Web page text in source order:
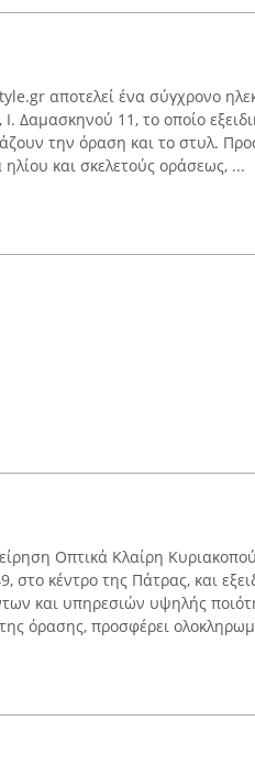
αποτελεί ένα σύγχρονο
Ι. Δαμασκηνού 11, το οποίο
την όραση και το στυλ.
ηλίου και σκελετούς οράσεως, ...
Οπτικά Κλαίρη
στο κέντρο της Πάτρας, και
και υπηρεσιών υψηλής
όρασης, προσφέρει